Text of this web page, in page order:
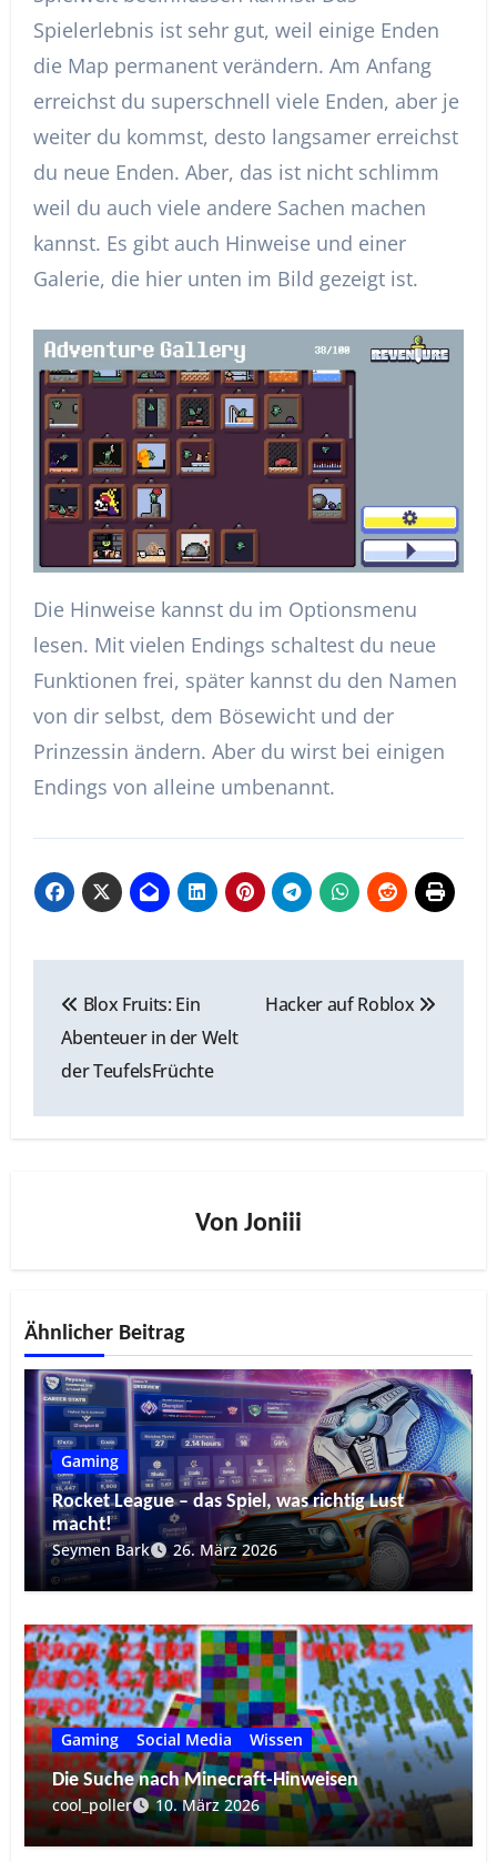
Spielerlebnis ist sehr gut, weil einige Enden
die Map permanent verändern. Am Anfang
erreichst du superschnell viele Enden, aber je
weiter du kommst, desto langsamer erreichst
du neue Enden. Aber, das ist nicht schlimm
weil du auch viele andere Sachen machen
kannst. Es gibt auch Hinweise und einer
Galerie, die hier unten im Bild gezeigt ist.
Die Hinweise kannst du im Optionsmenu
lesen. Mit vielen Endings schaltest du neue
Funktionen frei, später kannst du den Namen
von dir selbst, dem Bösewicht und der
Prinzessin ändern. Aber du wirst bei einigen
Endings von alleine umbenannt.
Blox Fruits: Ein
Abenteuer in der Welt
der TeufelsFrüchte
Hacker auf Roblox
Von Joniii
Ähnlicher Beitrag
Gaming
Rocket League – das Spiel, was richtig Lust
macht!
Seymen Bark
26. März 2026
Gaming Social Media
Wissen
Die Suche nach Minecraft-Hinweisen
cool_poller
10. März 2026